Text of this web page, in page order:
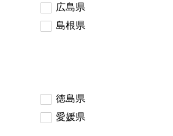
広島県
島根県
徳島県
愛媛県